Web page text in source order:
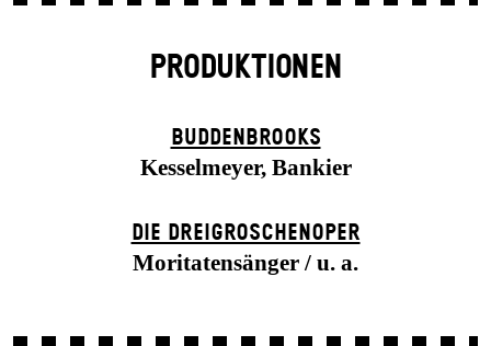
PRODUKTIONEN
BUDDENBROOKS
Kesselmeyer, Bankier
DIE DREI­GROSCHEN­OPER
Moritatensänger / u. a.